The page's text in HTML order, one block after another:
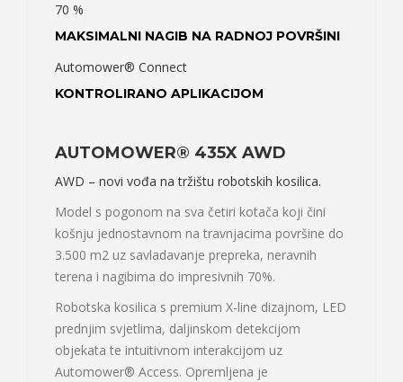
70 %
MAKSIMALNI NAGIB NA RADNOJ POVRŠINI
Automower® Connect
KONTROLIRANO APLIKACIJOM
AUTOMOWER® 435X AWD
AWD – novi vođa na tržištu robotskih kosilica.
Model s pogonom na sva četiri kotača koji čini
košnju jednostavnom na travnjacima površine do
3.500 m2 uz savladavanje prepreka, neravnih
terena i nagibima do impresivnih 70%.
Robotska kosilica s premium X-line dizajnom, LED
prednjim svjetlima, daljinskom detekcijom
objekata te intuitivnom interakcijom uz
Automower® Access. Opremljena je